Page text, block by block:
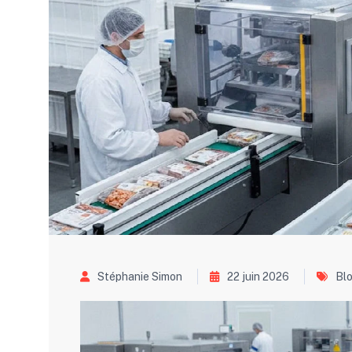
Stéphanie Simon 22 juin 2026